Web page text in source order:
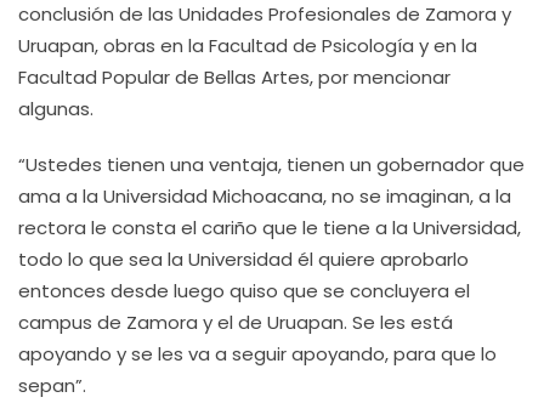
conclusión de las Unidades Profesionales de Zamora y
Uruapan, obras en la Facultad de Psicología y en la
Facultad Popular de Bellas Artes, por mencionar
algunas.
“Ustedes tienen una ventaja, tienen un gobernador que
ama a la Universidad Michoacana, no se imaginan, a la
rectora le consta el cariño que le tiene a la Universidad,
todo lo que sea la Universidad él quiere aprobarlo
entonces desde luego quiso que se concluyera el
campus de Zamora y el de Uruapan. Se les está
apoyando y se les va a seguir apoyando, para que lo
sepan”.